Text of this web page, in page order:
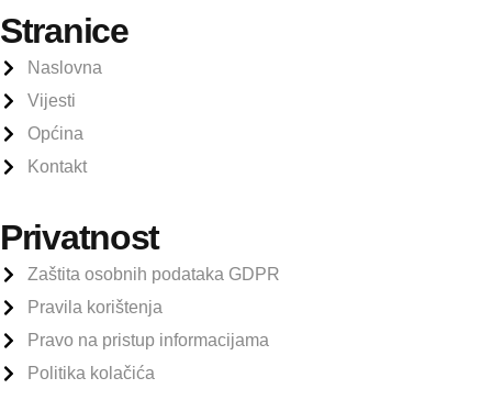
Stranice
Naslovna
Vijesti
Općina
Kontakt
Privatnost
Zaštita osobnih podataka GDPR
Pravila korištenja
Pravo na pristup informacijama
Politika kolačića